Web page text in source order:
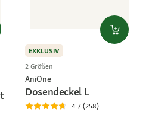
EXKLUSIV
2 Größen
AniOne
Dosendeckel L
4.7 (258)